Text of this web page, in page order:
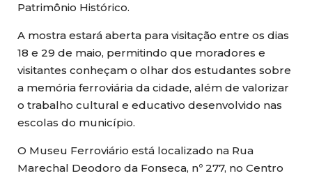
Patrimônio Histórico.
A mostra estará aberta para visitação entre os dias
18 e 29 de maio, permitindo que moradores e
visitantes conheçam o olhar dos estudantes sobre
a memória ferroviária da cidade, além de valorizar
o trabalho cultural e educativo desenvolvido nas
escolas do município.
O Museu Ferroviário está localizado na Rua
Marechal Deodoro da Fonseca, nº 277, no Centro